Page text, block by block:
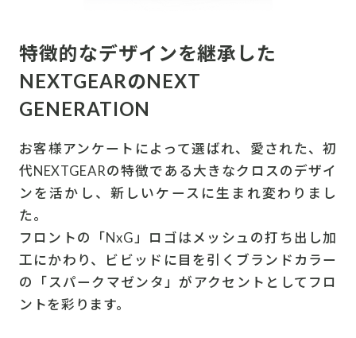
特徴的なデザインを継承した
NEXTGEARのNEXT
GENERATION
お客様アンケートによって選ばれ、愛された、初
代NEXTGEARの特徴である大きなクロスのデザイ
ンを活かし、新しいケースに生まれ変わりまし
た。
フロントの「NxG」ロゴはメッシュの打ち出し加
工にかわり、ビビッドに目を引くブランドカラー
の「スパークマゼンタ」がアクセントとしてフロ
ントを彩ります。